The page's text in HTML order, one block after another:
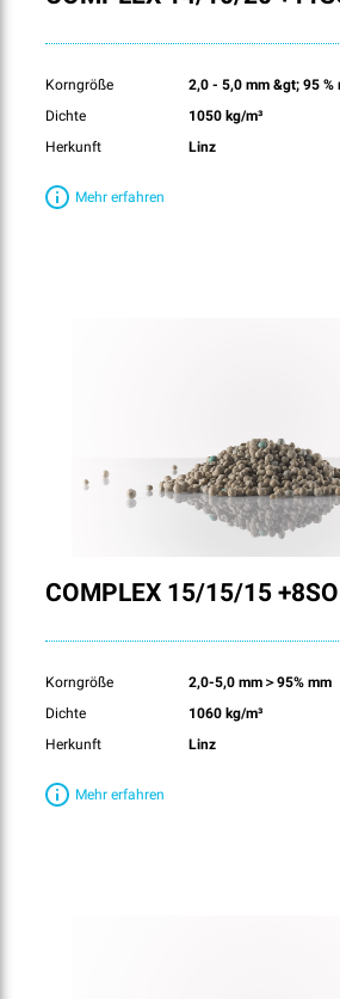
Korngröße
2,0 - 5,0 mm &gt; 95 %
Dichte
1050 kg/m³
Herkunft
Linz
Mehr erfahren
COMPLEX 15/15/15
Korngröße
2,0-5,0 mm＞95% mm
Dichte
1060 kg/m³
Herkunft
Linz
Mehr erfahren